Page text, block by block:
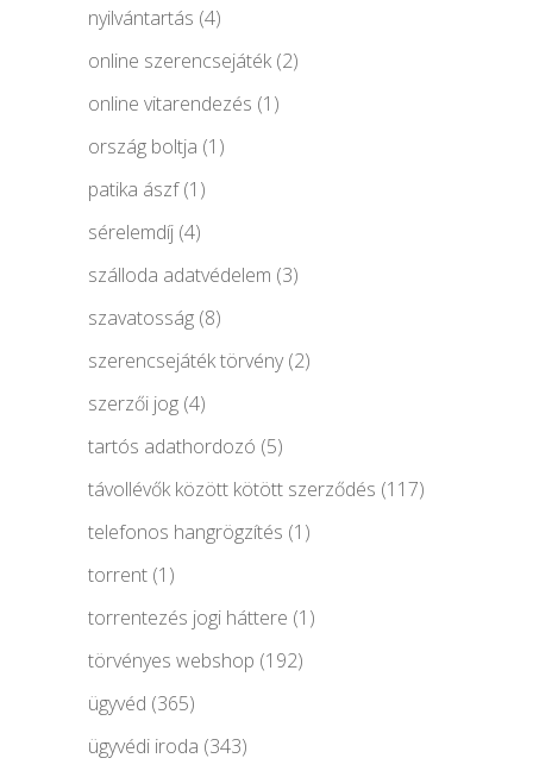
nyilvántartás (4)
online szerencsejáték(2)
online vitarendezés (1)
ország boltja (1)
patika ászf(1)
sérelemdíj (4)
szálloda adatvédelem (3)
szavatosság (8)
szerencsejáték törvény(2)
szerzői jog (4)
tartós adathordozó (5)
távollévők között kötött szerződés (117)
telefonos hangrögzítés (1)
torrent (1)
torrentezés jogi háttere (1)
törvényes webshop (192)
ügyvéd (365)
ügyvédi iroda (343)